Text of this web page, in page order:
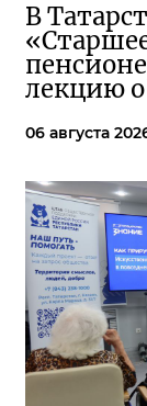
В
лекцию о
06 августа